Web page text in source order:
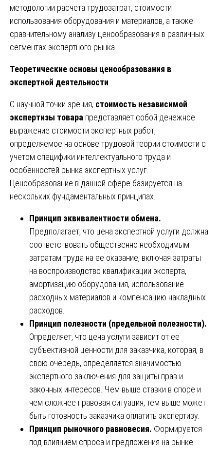
методологии расчета трудозатрат, стоимости
использования оборудования и материалов, а также
сравнительному анализу ценообразования в различных
сегментах экспертного рынка.
Теоретические основы ценообразования в
экспертной деятельности
С научной точки зрения, стоимость независимой
экспертизы товара представляет собой денежное
выражение стоимости экспертных работ,
определяемое на основе трудовой теории стоимости с
учетом специфики интеллектуального труда и
особенностей рынка экспертных услуг.
Ценообразование в данной сфере базируется на
нескольких фундаментальных принципах.
Принцип эквивалентности обмена.
Предполагает, что цена экспертной услуги должна
соответствовать общественно необходимым
затратам труда на ее оказание, включая затраты
на воспроизводство квалификации эксперта,
амортизацию оборудования, использование
расходных материалов и компенсацию накладных
расходов.
Принцип полезности (предельной полезности).
Определяет, что цена услуги зависит от ее
субъективной ценности для заказчика, которая, в
свою очередь, определяется значимостью
экспертного заключения для защиты прав и
законных интересов. Чем выше ставки в споре и
чем сложнее правовая ситуация, тем выше может
быть готовность заказчика оплатить экспертизу.
Принцип рыночного равновесия. Формируется
под влиянием спроса и предложения на рынке